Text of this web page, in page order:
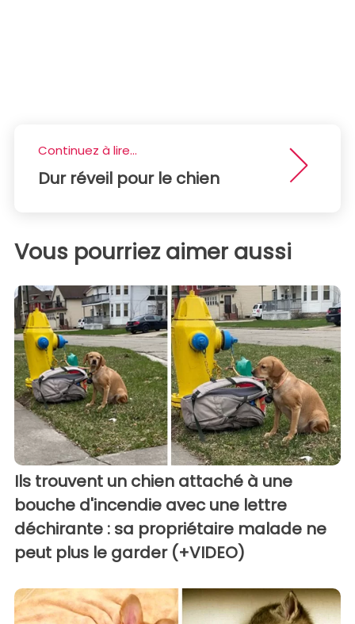
Continuez à lire...
Dur réveil pour le chien
Vous pourriez aimer aussi
Ils trouvent un chien attaché à une
bouche d'incendie avec une lettre
déchirante : sa propriétaire malade ne
peut plus le garder (+VIDEO)